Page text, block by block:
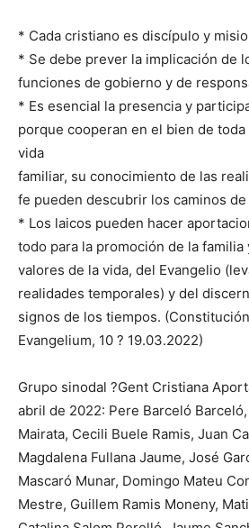
* Cada cristiano es discípulo y
* Se debe prever la implicación de
funciones de gobierno y de
* Es esencial la presencia y
porque cooperan en el bien de toda
vida
familiar, su conocimiento de las
fe pueden descubrir los caminos
* Los laicos pueden hacer
todo para la promoción de la
valores de la vida, del Evangelio
realidades temporales) y del
signos de los tiempos.
Evangelium, 10 ? 19.03.2022)
Grupo sinodal ?Gent Cristiana
abril de 2022: Pere Barceló
Mairata, Cecili Buele Ramis, Juan
Magdalena Fullana Jaume, José
Mascaró Munar, Domingo Mateu
Mestre, Guillem Ramis Moneny,